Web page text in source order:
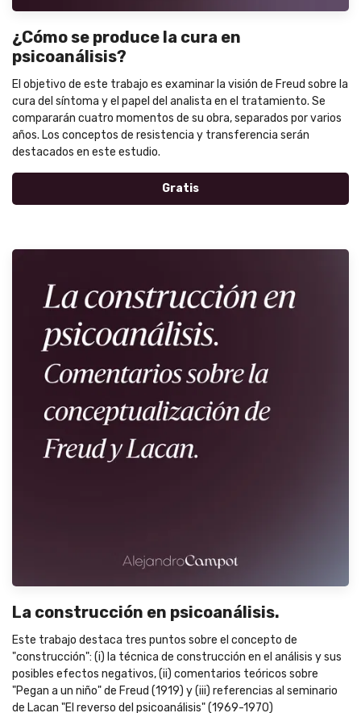
¿Cómo se produce la cura en
psicoanálisis?
El objetivo de este trabajo es examinar la visión de Freud sobre la
cura del síntoma y el papel del analista en el tratamiento. Se
compararán cuatro momentos de su obra, separados por varios
años. Los conceptos de resistencia y transferencia serán
destacados en este estudio.
Gratis
La construcción en psicoanálisis.
Este trabajo destaca tres puntos sobre el concepto de
"construcción": (i) la técnica de construcción en el análisis y sus
posibles efectos negativos, (ii) comentarios teóricos sobre
"Pegan a un niño" de Freud (1919) y (iii) referencias al seminario
de Lacan "El reverso del psicoanálisis" (1969-1970)